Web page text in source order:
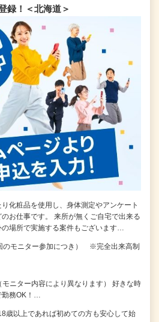
録！＜北海道＞
化粧品を使用し、身体測定やアンケート
お仕事です。 来所が無くご自宅で出来る
の場所で実施する案件もございます…
のモニター参加につき） ※完全出来高制
ニター内容により異なります） 好きな時
勤務OK！…
以上であれば初めての方も安心して始